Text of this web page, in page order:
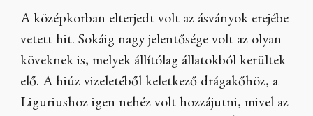
A középkorban elterjedt volt az ásványok erejébe
vetett hit. Sokáig nagy jelentősége volt az olyan
köveknek is, melyek állítólag állatokból kerültek
elő. A hiúz vizeletéből keletkező drágakőhöz, a
Liguriushoz igen nehéz volt hozzájutni, mivel az